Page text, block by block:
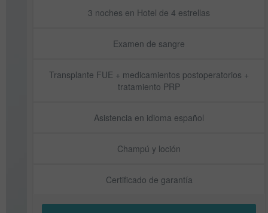
3 noches en Hotel de 4 estrellas
Examen de sangre
Transplante FUE + medicamientos postoperatorios +
tratamiento PRP
Asistencia en idioma español
Champú y loción
Certificado de garantía